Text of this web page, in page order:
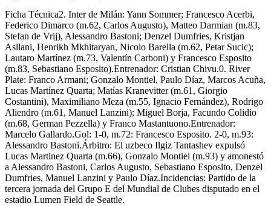
Ficha Técnica2. Inter de Milán: Yann Sommer; Francesco Acerbi,
Federico Dimarco (m.62, Carlos Augusto), Matteo Darmian (m.83,
Stefan de Vrij), Alessandro Bastoni; Denzel Dumfries, Kristjan
Asllani, Henrikh Mkhitaryan, Nicolo Barella (m.62, Petar Sucic);
Lautaro Martínez (m.73, Valentín Carboni) y Francesco Esposito
(m.83, Sebastiano Esposito).Entrenador: Cristian Chivu.0. River
Plate: Franco Armani; Gonzalo Montiel, Paulo Díaz, Marcos Acuña,
Lucas Martínez Quarta; Matías Kranevitter (m.61, Giorgio
Costantini), Maximiliano Meza (m.55, Ignacio Fernández), Rodrigo
Aliendro (m.61, Manuel Lanzini); Miguel Borja, Facundo Colidio
(m.68, German Pezzella) y Franco Mastantuono.Entrenador:
Marcelo Gallardo.Gol: 1-0, m.72: Francesco Esposito. 2-0, m.93:
Alessandro Bastoni.Árbitro: El uzbeco Ilgiz Tantashev expulsó
Lucas Martinez Quarta (m.66), Gonzalo Montiel (m.93) y amonestó
a Alessandro Bastoni, Carlos Augusto, Sebastiano Esposito, Denzel
Dumfries, Manuel Lanzini y Paulo Díaz.Incidencias: Partido de la
tercera jornada del Grupo E del Mundial de Clubes disputado en el
estadio Lumen Field de Seattle.